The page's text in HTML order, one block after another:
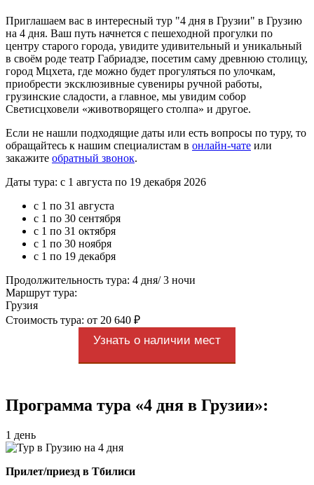
Приглашаем вас в интересный тур "4 дня в Грузии" в Грузию
на 4 дня. Ваш путь начнется с пешеходной прогулки по
центру старого города, увидите удивительный и уникальный
в своём роде театр Габриадзе, посетим саму древнюю столицу,
город Мцхета, где можно будет прогуляться по улочкам,
приобрести эксклюзивные сувениры ручной работы,
грузинские сладости, а главное, мы увидим собор
Светисцховели «животворящего столпа» и другое.
Если не нашли подходящие даты или есть вопросы по туру, то
обращайтесь к нашим специалистам в онлайн-чате или
закажите обратный звонок.
Даты тура: с 1 августа по 19 декабря 2026
с 1 по 31 августа
с 1 по 30 сентября
с 1 по 31 октября
с 1 по 30 ноября
с 1 по 19 декабря
Продолжительность тура: 4 дня/ 3 ночи
Маршрут тура:
Грузия
Стоимость тура: от 20 640 ₽
Узнать о наличии мест
Программа тура «4 дня в Грузии»:
1 день
Прилет/приезд в Тбилиси